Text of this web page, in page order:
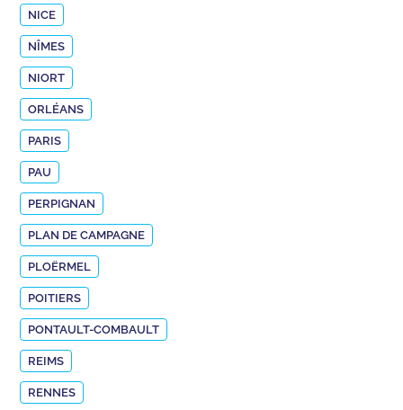
NICE
NÎMES
NIORT
ORLÉANS
PARIS
PAU
PERPIGNAN
PLAN DE CAMPAGNE
PLOËRMEL
POITIERS
PONTAULT-COMBAULT
REIMS
RENNES